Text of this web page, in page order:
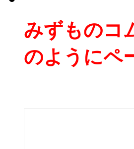
みずものコ
のようにペ